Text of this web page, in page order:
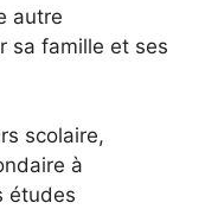
autre
sa famille et ses
scolaire,
à
études